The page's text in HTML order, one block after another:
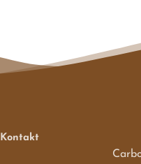
Kontakt